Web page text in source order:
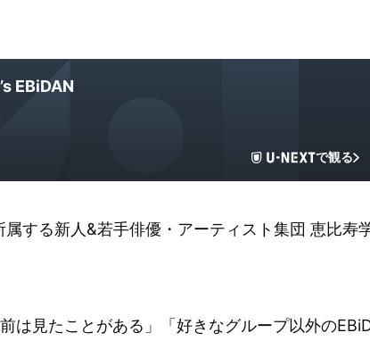
EBiDAN
で観る
する新人&若手俳優・アーティスト集団 恵比寿
は見たことがある」「好きなグループ以外の